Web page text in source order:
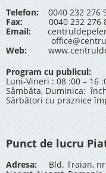
Telefon: 0040 232 276
Fax: 0040 232 276
Email:
Web:
Program cu publicul:
Luni-Vineri : 08 :00 – 16
Sâmbăta, Duminica:
Sărbători cu praznice
Punct de lucru
Adresa: Bld. Traian, nr.